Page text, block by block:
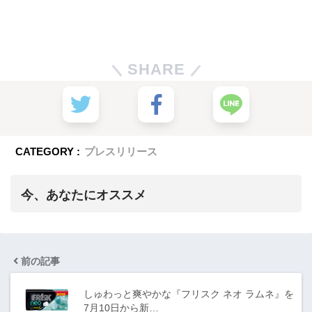
SHARE
CATEGORY : プレスリリース
今、あなたにオススメ
前の記事
しゅわっと爽やかな『フリスク ネオ ラムネ』を
7月10日から新…